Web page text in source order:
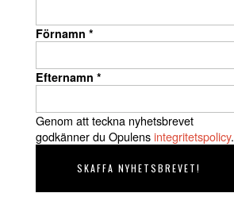
Förnamn *
Efternamn *
Genom att teckna nyhetsbrevet
godkänner du Opulensintegritetspolicy.